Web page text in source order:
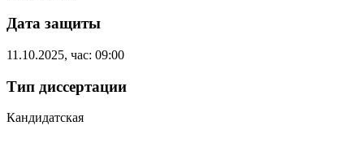
Дата защиты
11.10.2025, час: 09:00
Тип диссертации
Кандидатская